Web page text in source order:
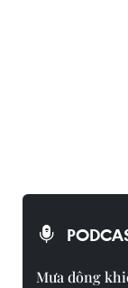
Mưa dông